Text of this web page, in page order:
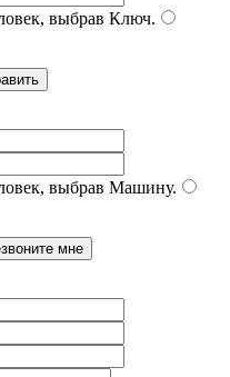
выбрав Ключ.
выбрав Машину.